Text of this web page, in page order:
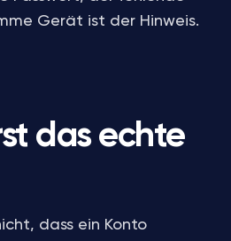
Gerät ist der Hinweis.
das echte
dass ein Konto